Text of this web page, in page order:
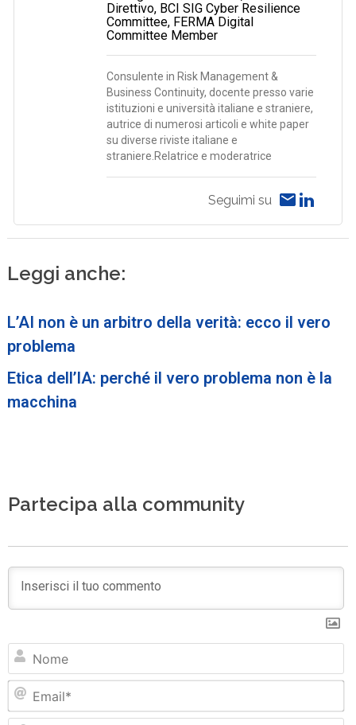
Direttivo, BCI SIG Cyber Resilience
Committee, FERMA Digital
Committee Member
Consulente in Risk Management &
Business Continuity, docente presso varie
istituzioni e università italiane e straniere,
autrice di numerosi articoli e white paper
su diverse riviste italiane e
straniere.Relatrice e moderatrice
Seguimi su
Leggi anche:
L’AI non è un arbitro della verità: ecco il vero
problema
Etica dell’IA: perché il vero problema non è la
macchina
Partecipa alla community